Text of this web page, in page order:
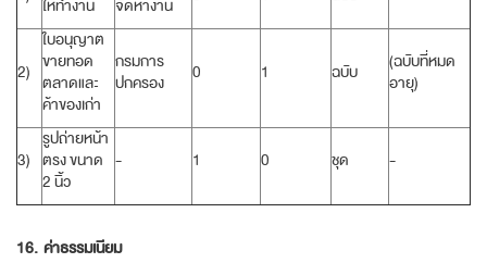
ให้ทำงาน
จัดหางาน
2)
ใบอนุญาต
ขายทอด
ตลาดและ
ค้าของเก่า
กรมการ
ปกครอง
0 1 ฉบับ
(ฉบับที่หมด
อายุ)
3)
รูปถ่ายหน้า
ตรง ขนาด
2 นิ้ว
- 1 0 ชุด -
16. ค่าธรรมเนียม